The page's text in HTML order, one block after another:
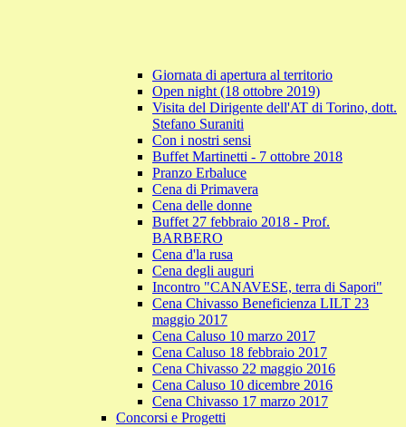
Giornata di apertura al territorio
Open night (18 ottobre 2019)
Visita del Dirigente dell'AT di Torino, dott.
Stefano Suraniti
Con i nostri sensi
Buffet Martinetti - 7 ottobre 2018
Pranzo Erbaluce
Cena di Primavera
Cena delle donne
Buffet 27 febbraio 2018 - Prof.
BARBERO
Cena d'la rusa
Cena degli auguri
Incontro "CANAVESE, terra di Sapori"
Cena Chivasso Beneficienza LILT 23
maggio 2017
Cena Caluso 10 marzo 2017
Cena Caluso 18 febbraio 2017
Cena Chivasso 22 maggio 2016
Cena Caluso 10 dicembre 2016
Cena Chivasso 17 marzo 2017
Concorsi e Progetti